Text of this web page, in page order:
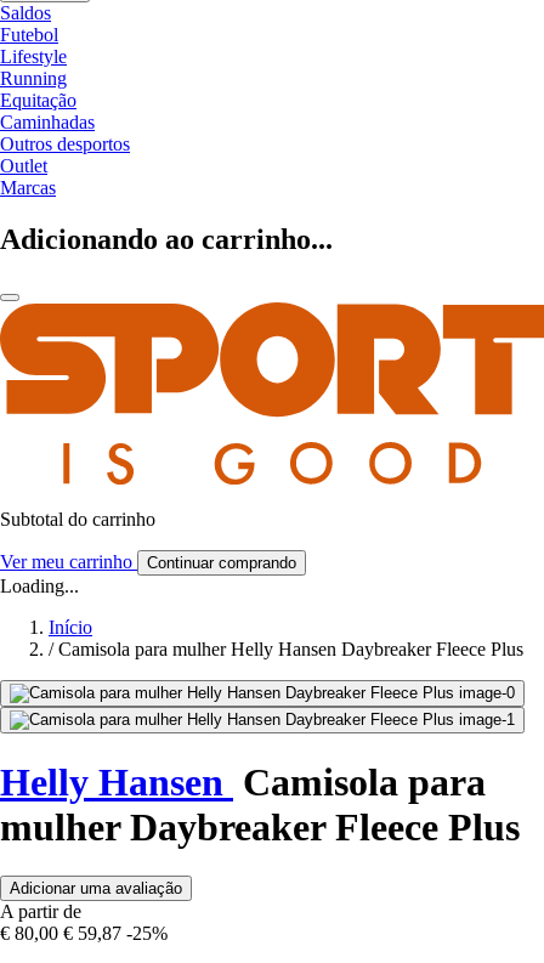
Saldos
Futebol
Lifestyle
Running
Equitação
Caminhadas
Outros desportos
Outlet
Marcas
Adicionando ao carrinho...
Subtotal do carrinho
Ver meu carrinho Continuar comprando
Loading...
Início
/ Camisola para mulher Helly Hansen Daybreaker Fleece Plus
Helly Hansen Camisola para
mulher Daybreaker Fleece Plus
Adicionar uma avaliação
A partir de
€ 80,00 € 59,87 -25%